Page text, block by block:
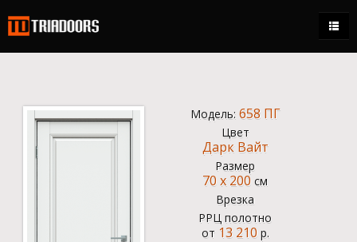
Стать дилером
Контакты
+7 (495) 150-95-21
ежедневно 9:00 - 18:00
Модель: 658 ПГ
Цвет
Дарк Вайт
Размер
70 x 200 см
Врезка
РРЦ полотно
от 13 210р.